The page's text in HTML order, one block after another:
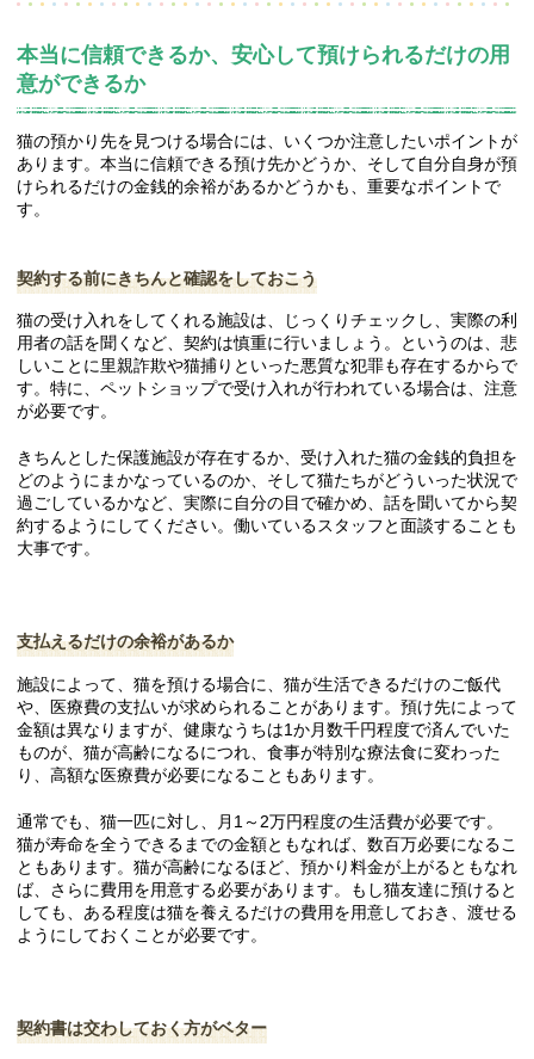
本当に信頼できるか、安心して預けられるだけの用
意ができるか
猫の預かり先を見つける場合には、いくつか注意したいポイントが
あります。本当に信頼できる預け先かどうか、そして自分自身が預
けられるだけの金銭的余裕があるかどうかも、重要なポイントで
す。
契約する前にきちんと確認をしておこう
猫の受け入れをしてくれる施設は、じっくりチェックし、実際の利
用者の話を聞くなど、契約は慎重に行いましょう。というのは、悲
しいことに里親詐欺や猫捕りといった悪質な犯罪も存在するからで
す。特に、ペットショップで受け入れが行われている場合は、注意
が必要です。
きちんとした保護施設が存在するか、受け入れた猫の金銭的負担を
どのようにまかなっているのか、そして猫たちがどういった状況で
過ごしているかなど、実際に自分の目で確かめ、話を聞いてから契
約するようにしてください。働いているスタッフと面談することも
大事です。
支払えるだけの余裕があるか
施設によって、猫を預ける場合に、猫が生活できるだけのご飯代
や、医療費の支払いが求められることがあります。預け先によって
金額は異なりますが、健康なうちは1か月数千円程度で済んでいた
ものが、猫が高齢になるにつれ、食事が特別な療法食に変わった
り、高額な医療費が必要になることもあります。
通常でも、猫一匹に対し、月1～2万円程度の生活費が必要です。
猫が寿命を全うできるまでの金額ともなれば、数百万必要になるこ
ともあります。猫が高齢になるほど、預かり料金が上がるともなれ
ば、さらに費用を用意する必要があります。もし猫友達に預けると
しても、ある程度は猫を養えるだけの費用を用意しておき、渡せる
ようにしておくことが必要です。
契約書は交わしておく方がベター